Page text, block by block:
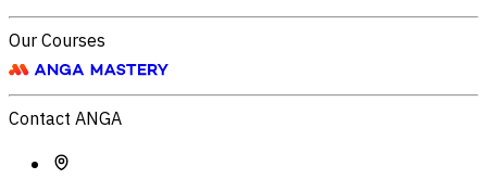
Our Courses
Contact ANGA